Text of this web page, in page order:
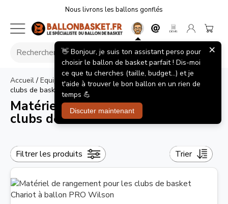
Nous livrons les ballons gonflés
Accueil/ Equipements Club/ Matériel de rangement pour les
clubs de basket
Matériel de rangement pour les
clubs de basket
Filtrer les produits Trier
👋 Bonjour, je suis ton assistant perso pour
choisir le ballon de basket parfait ! Dis-moi
ce que tu cherches (taille, budget...) et je
t'aide à trouver le bon ballon en un rien de
temps 💪
Discuter maintenant
×